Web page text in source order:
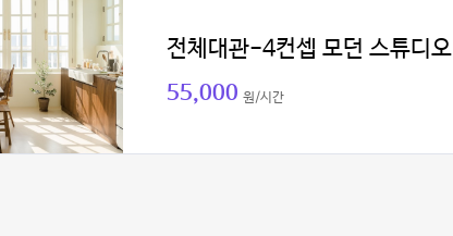
전체대관-4컨셉 모던 스튜디오
55,000 원/시간